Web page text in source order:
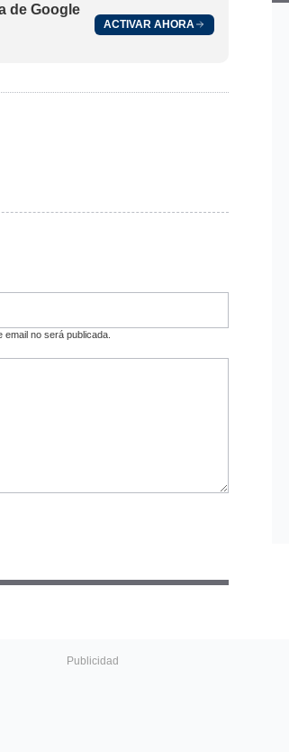
de Google
ACTIVAR AHORA
email no será publicada.